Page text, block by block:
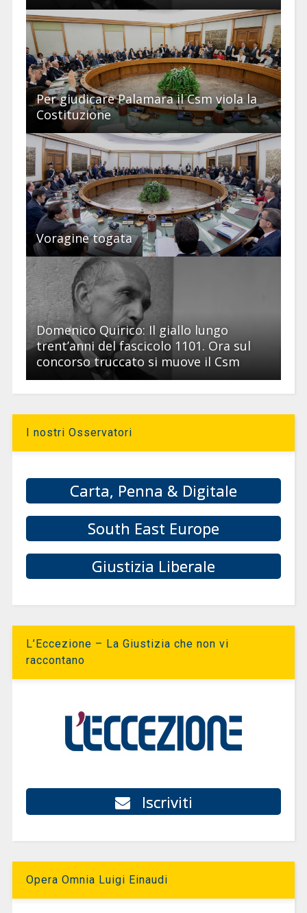
Per giudicare Palamara il Csm viola la
Costituzione
Voragine togata
Domenico Quirico: Il giallo lungo
trent’anni del fascicolo 1101. Ora sul
concorso truccato si muove il Csm
I nostri Osservatori
Carta, Penna & Digitale
South East Europe
Giustizia Liberale
L’Eccezione – La Giustizia che non vi
raccontano
Iscriviti
Opera Omnia Luigi Einaudi